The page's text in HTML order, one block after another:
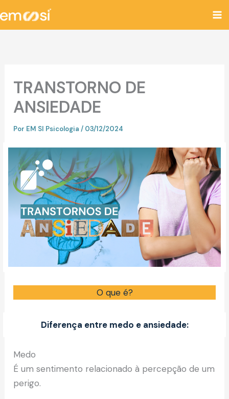
para
TRANSTORNO DE
ANSIEDADE
Por EM SI Psicologia/ 03/12/2024
O que é?
Diferença entre medo e ansiedade:
Medo
É um sentimento relacionado à percepção de um
perigo.